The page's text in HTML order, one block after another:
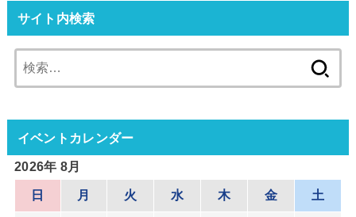
サイト内検索
索:
イベントカレンダー
2026年 8月
日 月 火 水 木 金 土